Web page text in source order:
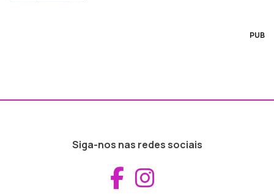
PUB
Siga-nos nas redes sociais
Aceder ao